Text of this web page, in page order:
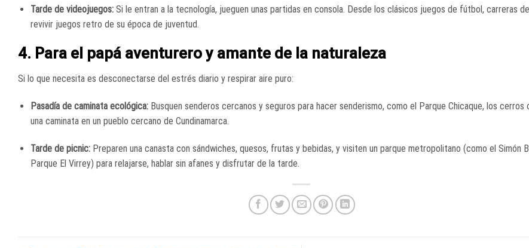
Tarde de videojuegos:Si le entran a la tecnología, jueguen unas partidas en consola. Desde los clásicos juegos de fútbol, carreras
revivir juegos retro de su época de juventud.
4. Para el papá aventurero y amante de la naturaleza
Si lo que necesita es desconectarse del estrés diario y respirar aire puro:
Pasadía de caminata ecológica:Busquen senderos cercanos y seguros para hacer senderismo, como el Parque Chicaque, los cerros
una caminata en un pueblo cercano de Cundinamarca.
Tarde de picnic:Preparen una canasta con sándwiches, quesos, frutas y bebidas, y visiten un parque metropolitano (como el Simón
Parque El Virrey) para relajarse, hablar sin afanes y disfrutar de la tarde.